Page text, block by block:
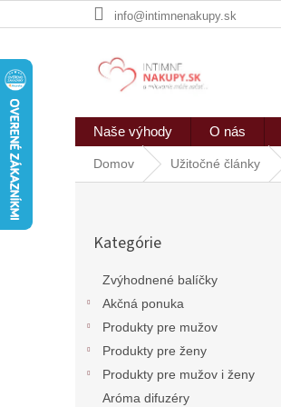
na
info@intimnenakupy.sk
Naše výhody O nás
Domov Užitočné články
kategórie
Kategórie
Zvýhodnené balíčky
Akčná ponuka
Produkty pre mužov
Produkty pre ženy
Produkty pre mužov i ženy
Aróma difuzéry